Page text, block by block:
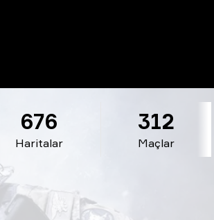
Haritalar
676
Maçlar
312